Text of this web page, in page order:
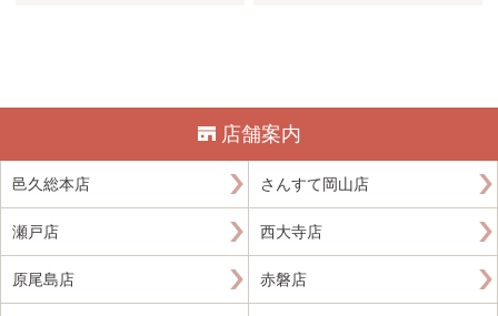
店舗案内
邑久総本店 さんすて岡山店
瀬戸店 西大寺店
原尾島店 赤磐店